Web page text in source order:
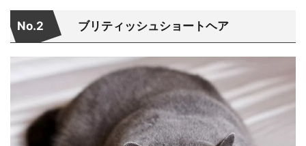
No.2 ブリティッシュショートヘア